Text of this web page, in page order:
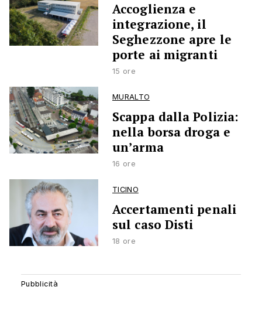
Accoglienza e
integrazione, il
Seghezzone apre le
porte ai migranti
15 ore
MURALTO
Scappa dalla Polizia:
nella borsa droga e
un’arma
16 ore
TICINO
Accertamenti penali
sul caso Disti
18 ore